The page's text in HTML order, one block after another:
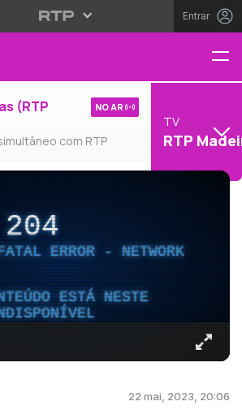
Entrar
(RTP
com RTP
NO AR
TV
RTP
204
ERROR - NETWORK
ESTÁ NESTE
22 mai, 2023, 20:06